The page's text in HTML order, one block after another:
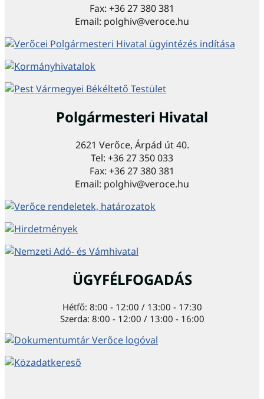
Fax: +36 27 380 381
Email: polghiv@veroce.hu
Polgármesteri Hivatal
2621 Verőce, Árpád út 40.
Tel: +36 27 350 033
Fax: +36 27 380 381
Email: polghiv@veroce.hu
ÜGYFÉLFOGADÁS
Hétfő: 8:00 - 12:00 / 13:00 - 17:30
Szerda: 8:00 - 12:00 / 13:00 - 16:00